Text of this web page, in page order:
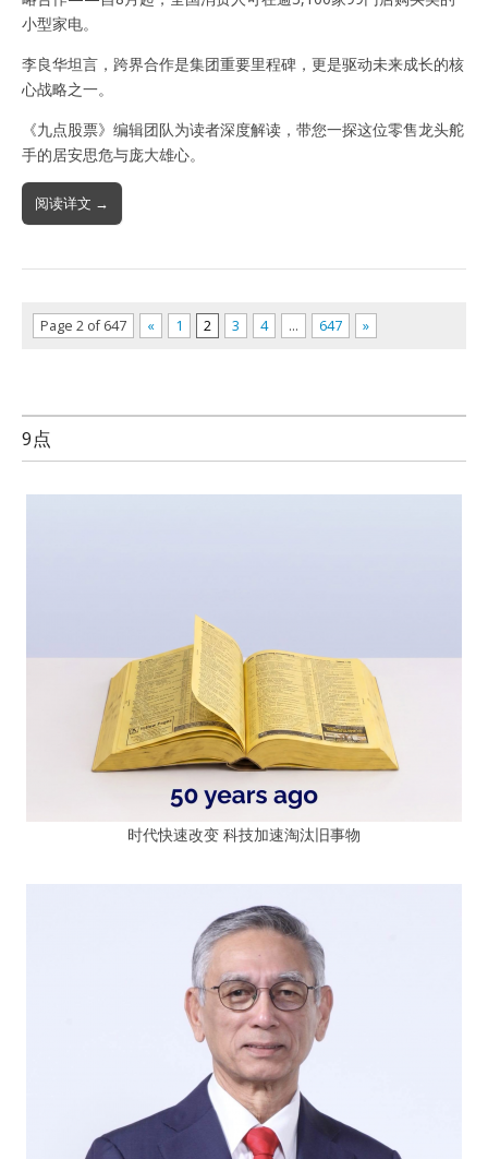
小型家电。
李良华坦言，跨界合作是集团重要里程碑，更是驱动未来成长的核
心战略之一。
《九点股票》编辑团队为读者深度解读，带您一探这位零售龙头舵
手的居安思危与庞大雄心。
阅读详文 →
Page 2 of 647 « 1 2 3 4 … 647 »
9点
时代快速改变 科技加速淘汰旧事物